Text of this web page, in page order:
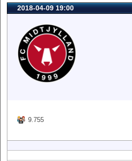
2018-04-09 19:00
9.755